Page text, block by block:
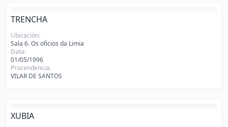
TRENCHA
Ubicación:
Sala 6. Os oficios da Limia
Data:
01/05/1996
Procendencia:
VILAR DE SANTOS
XUBIA